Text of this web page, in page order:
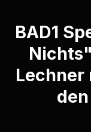
BAD1
Lechner